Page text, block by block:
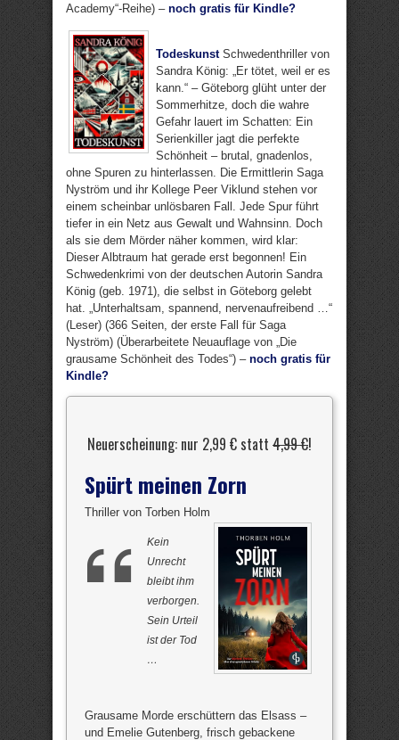
Academy“-Reihe) – noch gratis für Kindle?
TodeskunstSchwedenthriller von
Sandra König: „Er tötet, weil er es
kann.“ – Göteborg glüht unter der
Sommerhitze, doch die wahre
Gefahr lauert im Schatten: Ein
Serienkiller jagt die perfekte
Schönheit – brutal, gnadenlos,
ohne Spuren zu hinterlassen. Die Ermittlerin Saga
Nyström und ihr Kollege Peer Viklund stehen vor
einem scheinbar unlösbaren Fall. Jede Spur führt
tiefer in ein Netz aus Gewalt und Wahnsinn. Doch
als sie dem Mörder näher kommen, wird klar:
Dieser Albtraum hat gerade erst begonnen! Ein
Schwedenkrimi von der deutschen Autorin Sandra
König (geb. 1971), die selbst in Göteborg gelebt
hat. „Unterhaltsam, spannend, nervenaufreibend …“
(Leser) (366 Seiten, der erste Fall für Saga
Nyström) (Überarbeitete Neuauflage von „Die
grausame Schönheit des Todes“) – noch gratis für
Kindle?
Neuerscheinung: nur 2,99 € statt 4,99 €!
Spürt meinen Zorn
Thriller von Torben Holm
Kein
Unrecht
bleibt ihm
verborgen.
Sein Urteil
ist der Tod
…
Grausame Morde erschüttern das Elsass –
und Emelie Gutenberg, frisch gebackene